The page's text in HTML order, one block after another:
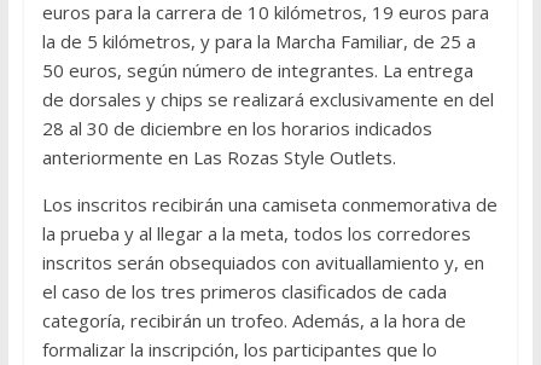
euros para la carrera de 10 kilómetros, 19 euros para
la de 5 kilómetros, y para la Marcha Familiar, de 25 a
50 euros, según número de integrantes. La entrega
de dorsales y chips se realizará exclusivamente en del
28 al 30 de diciembre en los horarios indicados
anteriormente en Las Rozas Style Outlets.
Los inscritos recibirán una camiseta conmemorativa de
la prueba y al llegar a la meta, todos los corredores
inscritos serán obsequiados con avituallamiento y, en
el caso de los tres primeros clasificados de cada
categoría, recibirán un trofeo. Además, a la hora de
formalizar la inscripción, los participantes que lo